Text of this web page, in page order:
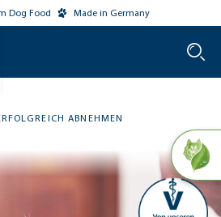
Dog Food Made in Germany
ABNEHMEN